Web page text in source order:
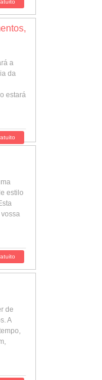
a
da
estará
estilo
de
A